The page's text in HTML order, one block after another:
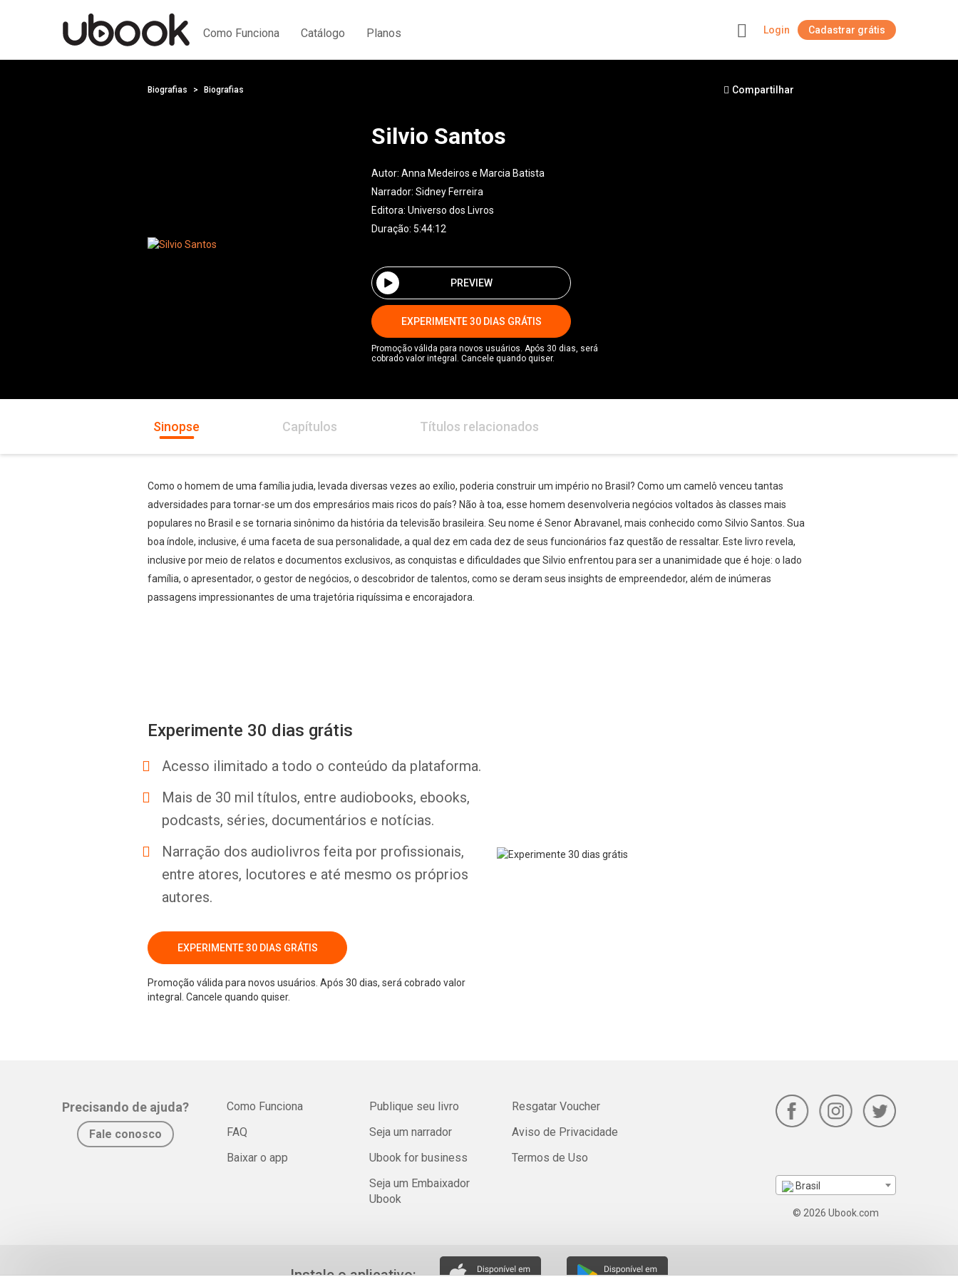
Como Funciona Catálogo Planos Login Cadastrar grátis
Biografias Biografias Compartilhar
Silvio Santos
Autor: Anna Medeiros e Marcia Batista
Narrador: Sidney Ferreira
Editora: Universo dos Livros
Duração: 5:44:12
PREVIEW
EXPERIMENTE 30 DIAS GRÁTIS
Promoção válida para novos usuários. Após 30 dias, será
cobrado valor integral. Cancele quando quiser.
Sinopse Capítulos Títulos relacionados
Como o homem de uma família judia, levada diversas vezes ao exílio, poderia construir um império no Brasil? Como um camelô venceu tantas
adversidades para tornar-se um dos empresários mais ricos do país? Não à toa, esse homem desenvolveria negócios voltados às classes mais
populares no Brasil e se tornaria sinônimo da história da televisão brasileira. Seu nome é Senor Abravanel, mais conhecido como Silvio Santos. Sua
boa índole, inclusive, é uma faceta de sua personalidade, a qual dez em cada dez de seus funcionários faz questão de ressaltar. Este livro revela,
inclusive por meio de relatos e documentos exclusivos, as conquistas e dificuldades que Silvio enfrentou para ser a unanimidade que é hoje: o lado
família, o apresentador, o gestor de negócios, o descobridor de talentos, como se deram seus insights de empreendedor, além de inúmeras
passagens impressionantes de uma trajetória riquíssima e encorajadora.
Experimente 30 dias grátis
Acesso ilimitado a todo o conteúdo da plataforma.
Mais de 30 mil títulos, entre audiobooks, ebooks,
podcasts, séries, documentários e notícias.
Narração dos audiolivros feita por profissionais,
entre atores, locutores e até mesmo os próprios
autores.
EXPERIMENTE 30 DIAS GRÁTIS
Promoção válida para novos usuários. Após 30 dias, será cobrado valor
integral. Cancele quando quiser.
Precisando de ajuda?
Fale conosco
Como Funciona
FAQ
Baixar o app
Publique seu livro
Seja um narrador
Ubook for business
Seja um Embaixador
Ubook
Resgatar Voucher
Aviso de Privacidade
Termos de Uso
Brasil
© 2026 Ubook.com
Whatsapp Facebook